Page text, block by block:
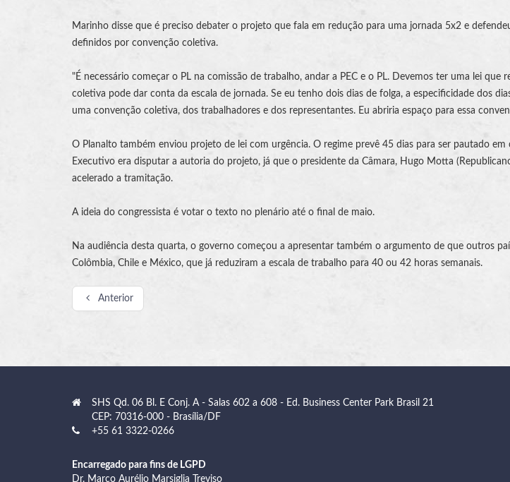
Marinho disse que é preciso debater o projeto que fala em redução para uma jornada 5x2 e
definidos por convenção coletiva.
"É necessário começar o PL na comissão de trabalho, andar a PEC e o PL. Devemos ter uma lei que
coletiva pode dar conta da escala de jornada. Se eu tenho dois dias de folga, a especificidade dos
uma convenção coletiva, dos trabalhadores e dos representantes. Eu abriria espaço para essa
O Planalto também enviou projeto de lei com urgência. O regime prevê 45 dias para ser pautado em
Executivo era disputar a autoria do projeto, já que o presidente da Câmara, Hugo Motta
acelerado a tramitação.
A ideia do congressista é votar o texto no plenário até o final de maio.
Na audiência desta quarta, o governo começou a apresentar também o argumento de que outros
Colômbia, Chile e México, que já reduziram a escala de trabalho para 40 ou 42 horas semanais.
Anterior
SHS Qd. 06 Bl. E Conj. A - Salas 602 a 608 - Ed. Business Center Park Brasil 21
CEP: 70316-000 - Brasília/DF
+55 61 3322-0266
Encarregado para fins de LGPD
Dr. Marco Aurélio Marsiglia Treviso